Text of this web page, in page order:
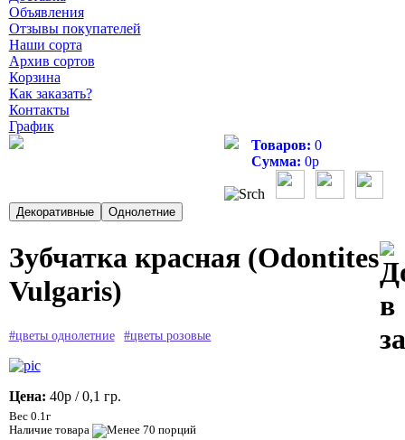
Объявления
Отзывы покупателей
Наши сорта
Архив сортов
Корзина
Как заказать?
Контакты
График
Товаров: 0
Сумма: 0р
Зубчатка красная (Odontites
Vulgaris)
#цветы однолетние #цветы розовые
Цена: 40р / 0,1 гр.
Вес 0.1г
Наличие товара